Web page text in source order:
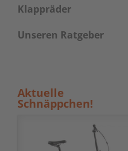
Klappräder
Unseren Ratgeber
Aktuelle
Schnäppchen!